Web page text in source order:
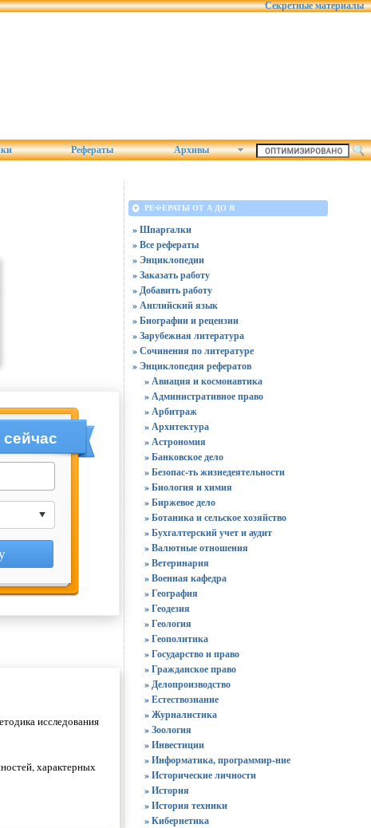
Секретные материалы
Рефераты Архивы
сейчас
исследования
характерных
РЕФЕРАТЫ ОТ А ДО Я
» Шпаргалки
» Все рефераты
» Энциклопедии
» Заказать работу
» Добавить работу
» Английский язык
» Биографии и рецензии
» Зарубежная литература
» Сочинения по литературе
» Энциклопедия рефератов
» Авиация и космонавтика
» Административное право
» Арбитраж
» Архитектура
» Астрономия
» Банковское дело
» Безопас-ть жизнедеятельности
» Биология и химия
» Биржевое дело
» Ботаника и сельское хозяйство
» Бухгалтерский учет и аудит
» Валютные отношения
» Ветеринария
» Военная кафедра
» География
» Геодезия
» Геология
» Геополитика
» Государство и право
» Гражданское право
» Делопроизводство
» Естествознание
» Журналистика
» Зоология
» Инвестиции
» Информатика, программир-ние
» Исторические личности
» История
» История техники
» Кибернетика